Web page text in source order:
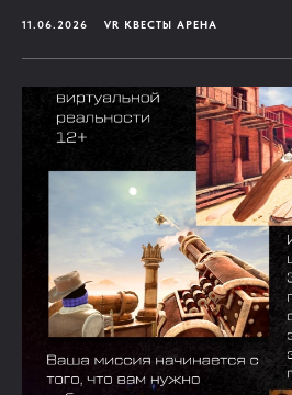
11.06.2026 VR КВЕСТЫ АРЕНА